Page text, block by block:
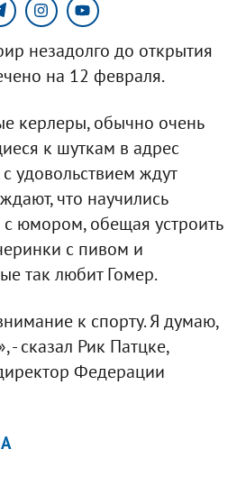
незадолго до открытия
на 12 февраля.
керлеры, обычно очень
к шуткам в адрес
удовольствием ждут
что научились
с юмором, обещая устроить
с пивом и
так любит Гомер.
к спорту. Я думаю,
- сказал Рик Патцке,
Федерации